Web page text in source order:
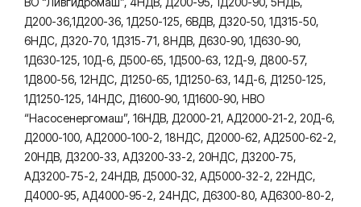
Д200-36,1Д200-36, 1Д250-125, 6ВДВ, Д320-50, 1Д315-50,
6НДС, Д320-70, 1Д315-71, 8НДВ, Д630-90, 1Д630-90,
1Д630-125, 10Д-6, Д500-65, 1Д500-63, 12Д-9, Д800-57,
1Д800-56, 12НДС, Д1250-65, 1Д1250-63, 14Д-6, Д1250-125,
1Д1250-125, 14НДС, Д1600-90, 1Д1600-90, НВО
“Насосенергомаш”, 16НДВ, Д2000-21, АД2000-21-2, 20Д-6,
Д2000-100, АД2000-100-2, 18НДС, Д2000-62, АД2500-62-2,
20НДВ, Д3200-33, АД3200-33-2, 20НДС, Д3200-75,
АД3200-75-2, 24НДВ, Д5000-32, АД5000-32-2, 22НДС,
Д4000-95, АД4000-95-2, 24НДС, Д6300-80, АД6300-80-2,